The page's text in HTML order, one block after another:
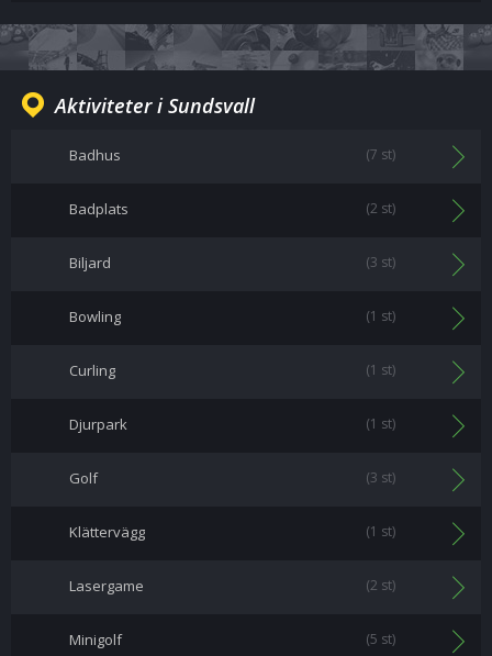
Aktiviteter i Sundsvall
Badhus (7 st)
Badplats (2 st)
Biljard (3 st)
Bowling (1 st)
Curling (1 st)
Djurpark (1 st)
Golf (3 st)
Klättervägg (1 st)
Lasergame (2 st)
Minigolf (5 st)